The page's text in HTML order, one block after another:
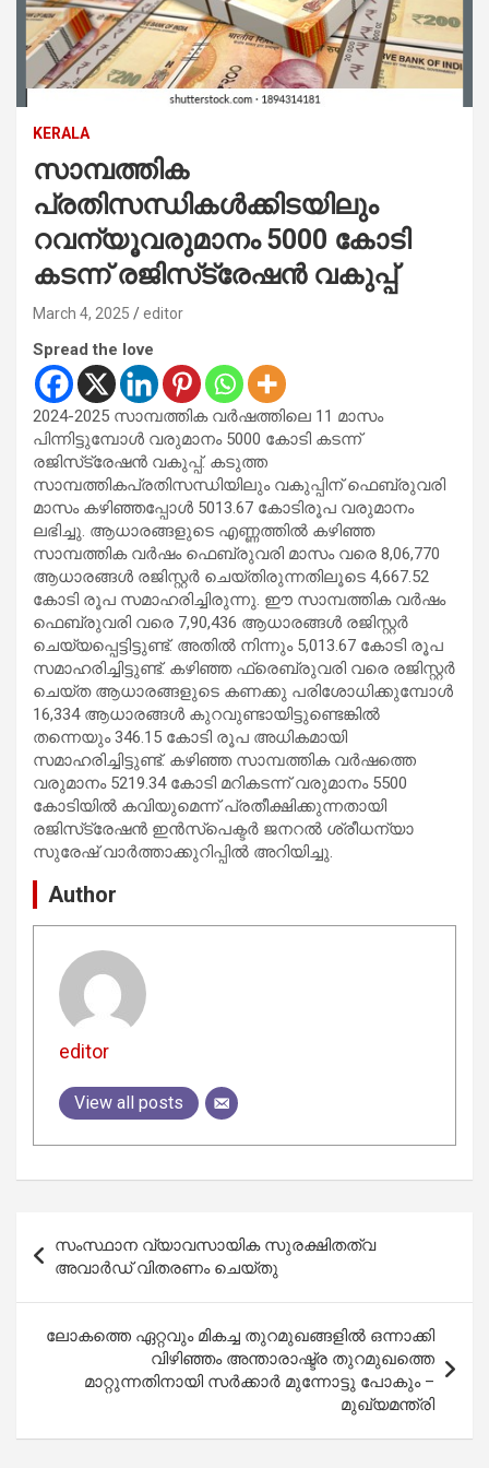
KERALA
സാമ്പത്തിക
പ്രതിസന്ധികൾക്കിടയിലും
റവന്യൂവരുമാനം 5000 കോടി
കടന്ന് രജിസ്‌ട്രേഷൻ വകുപ്പ്
March 4, 2025 editor
Spread the love
2024-2025 സാമ്പത്തിക വർഷത്തിലെ 11 മാസം
പിന്നിട്ടുമ്പോൾ വരുമാനം 5000 കോടി കടന്ന്
രജിസ്‌ട്രേഷൻ വകുപ്പ്. കടുത്ത
സാമ്പത്തികപ്രതിസന്ധിയിലും വകുപ്പിന് ഫെബ്രുവരി
മാസം കഴിഞ്ഞപ്പോൾ 5013.67 കോടിരൂപ വരുമാനം
ലഭിച്ചു. ആധാരങ്ങളുടെ എണ്ണത്തിൽ കഴിഞ്ഞ
സാമ്പത്തിക വർഷം ഫെബ്രുവരി മാസം വരെ 8,06,770
ആധാരങ്ങൾ രജിസ്റ്റർ ചെയ്തിരുന്നതിലൂടെ 4,667.52
കോടി രൂപ സമാഹരിച്ചിരുന്നു. ഈ സാമ്പത്തിക വർഷം
ഫെബ്രുവരി വരെ 7,90,436 ആധാരങ്ങൾ രജിസ്റ്റർ
ചെയ്യപ്പെട്ടിട്ടുണ്ട്. അതിൽ നിന്നും 5,013.67 കോടി രൂപ
സമാഹരിച്ചിട്ടുണ്ട്. കഴിഞ്ഞ ഫ്രെബ്രുവരി വരെ രജിസ്റ്റർ
ചെയ്ത ആധാരങ്ങളുടെ കണക്കു പരിശോധിക്കുമ്പോൾ
16,334 ആധാരങ്ങൾ കുറവുണ്ടായിട്ടുണ്ടെങ്കിൽ
തന്നെയും 346.15 കോടി രൂപ അധികമായി
സമാഹരിച്ചിട്ടുണ്ട്. കഴിഞ്ഞ സാമ്പത്തിക വർഷത്തെ
വരുമാനം 5219.34 കോടി മറികടന്ന് വരുമാനം 5500
കോടിയിൽ കവിയുമെന്ന് പ്രതീക്ഷിക്കുന്നതായി
രജിസ്‌ട്രേഷൻ ഇൻസ്പെക്ടർ ജനറൽ ശ്രീധന്യാ
സുരേഷ് വാർത്താക്കുറിപ്പിൽ അറിയിച്ചു.
Author
editor
View all posts
navigation
സംസ്ഥാന വ്യാവസായിക സുരക്ഷിതത്വ
അവാർഡ് വിതരണം ചെയ്തു
ലോകത്തെ ഏറ്റവും മികച്ച തുറമുഖങ്ങളിൽ ഒന്നാക്കി
വിഴിഞ്ഞം അന്താരാഷ്ട്ര തുറമുഖത്തെ
മാറ്റുന്നതിനായി സർക്കാർ മുന്നോട്ടു പോകും –
മുഖ്യമന്ത്രി